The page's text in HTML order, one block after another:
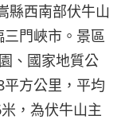
縣西南部伏牛山
門峽市。景區
、國家地質公
方公里，平均
，為伏牛山主